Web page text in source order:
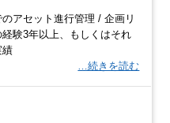
のアセット進行管理 / 企画リ
験3年以上、もしくはそれ
績
…続きを読む